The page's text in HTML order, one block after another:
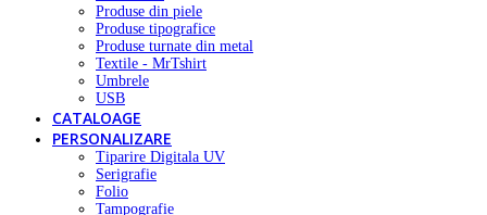
Produse din piele
Produse tipografice
Produse turnate din metal
Textile - MrTshirt
Umbrele
USB
CATALOAGE
PERSONALIZARE
Tiparire Digitala UV
Serigrafie
Folio
Tampografie